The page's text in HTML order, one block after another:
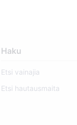
Haku
Etsi vainajia
Etsi hautausmaita